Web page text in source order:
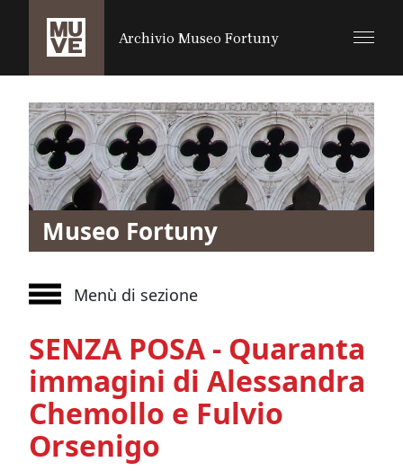
SALTA AL CONTENUTO PRINCIPALE
Archivio Museo Fortuny
Museo Fortuny
Menù di sezione
SENZA POSA - Quaranta
immagini di Alessandra
Chemollo e Fulvio
Orsenigo